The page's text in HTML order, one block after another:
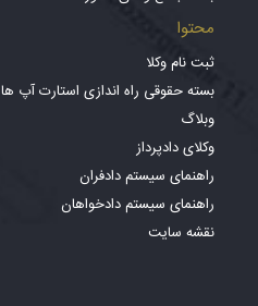
محتوا
ثبت نام وکلا
بسته حقوقی راه اندازی استارت آپ ها
وبلاگ
وکلای دادپرداز
راهنمای سیستم دادفران
راهنمای سیستم دادخواهان
نقشه سایت